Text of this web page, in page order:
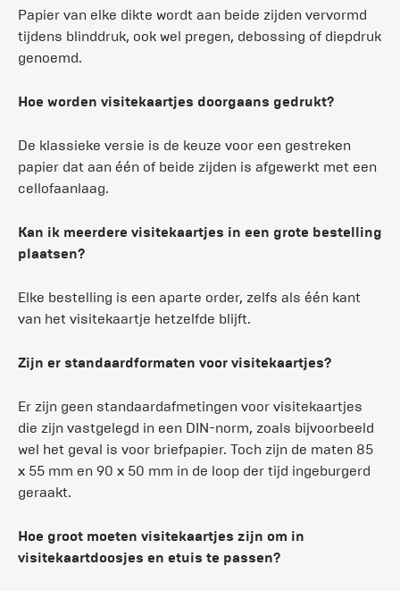
Papier van elke dikte wordt aan beide zijden vervormd
tijdens blinddruk, ook wel pregen, debossing of diepdruk
genoemd.
Hoe worden visitekaartjes doorgaans gedrukt?
De klassieke versie is de keuze voor een gestreken
papier dat aan één of beide zijden is afgewerkt met een
cellofaanlaag.
Kan ik meerdere visitekaartjes in een grote bestelling
plaatsen?
Elke bestelling is een aparte order, zelfs als één kant
van het visitekaartje hetzelfde blijft.
Zijn er standaardformaten voor visitekaartjes?
Er zijn geen standaardafmetingen voor visitekaartjes
die zijn vastgelegd in een DIN-norm, zoals bijvoorbeeld
wel het geval is voor briefpapier. Toch zijn de maten 85
x 55 mm en 90 x 50 mm in de loop der tijd ingeburgerd
geraakt.
Hoe groot moeten visitekaartjes zijn om in
visitekaartdoosjes en etuis te passen?